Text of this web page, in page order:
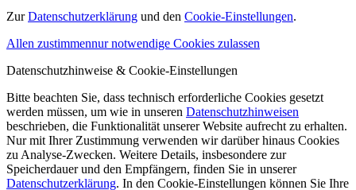
ZurDatenschutzerklärung und den Cookie-Einstellungen.
Allen zustimmennur notwendige Cookies zulassen
Datenschutzhinweise & Cookie-Einstellungen
Bitte beachten Sie, dass technisch erforderliche Cookies gesetzt
werden müssen, um wie in unseren Datenschutzhinweisen
beschrieben, die Funktionalität unserer Website aufrecht zu erhalten.
Nur mit Ihrer Zustimmung verwenden wir darüber hinaus Cookies
zu Analyse-Zwecken. Weitere Details, insbesondere zur
Speicherdauer und den Empfängern, finden Sie in unserer
Datenschutzerklärung. In den Cookie-Einstellungen können Sie Ihre